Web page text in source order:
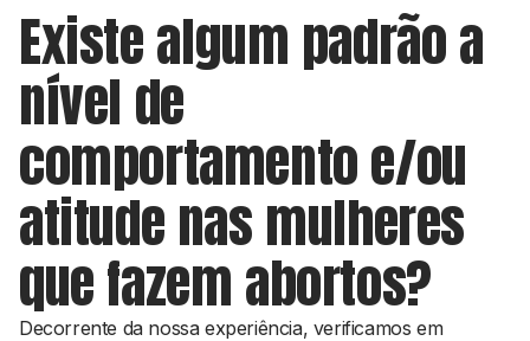
Existe algum padrão a
nível de
comportamento e/ou
atitude nas mulheres
que fazem abortos?
Decorrente da nossa experiência, verificamos em